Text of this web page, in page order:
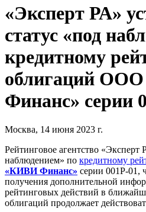
«Эксперт РА»
статус «под
кредитному
облигаций
Финанс» серии
Москва, 14 июня 2023 г.
Рейтинговое агентство «Эксперт
наблюдением» по кредитному
«КИВИ Финанс» серии 001P-01,
получения дополнительной
рейтинговых действий в
облигаций продолжает